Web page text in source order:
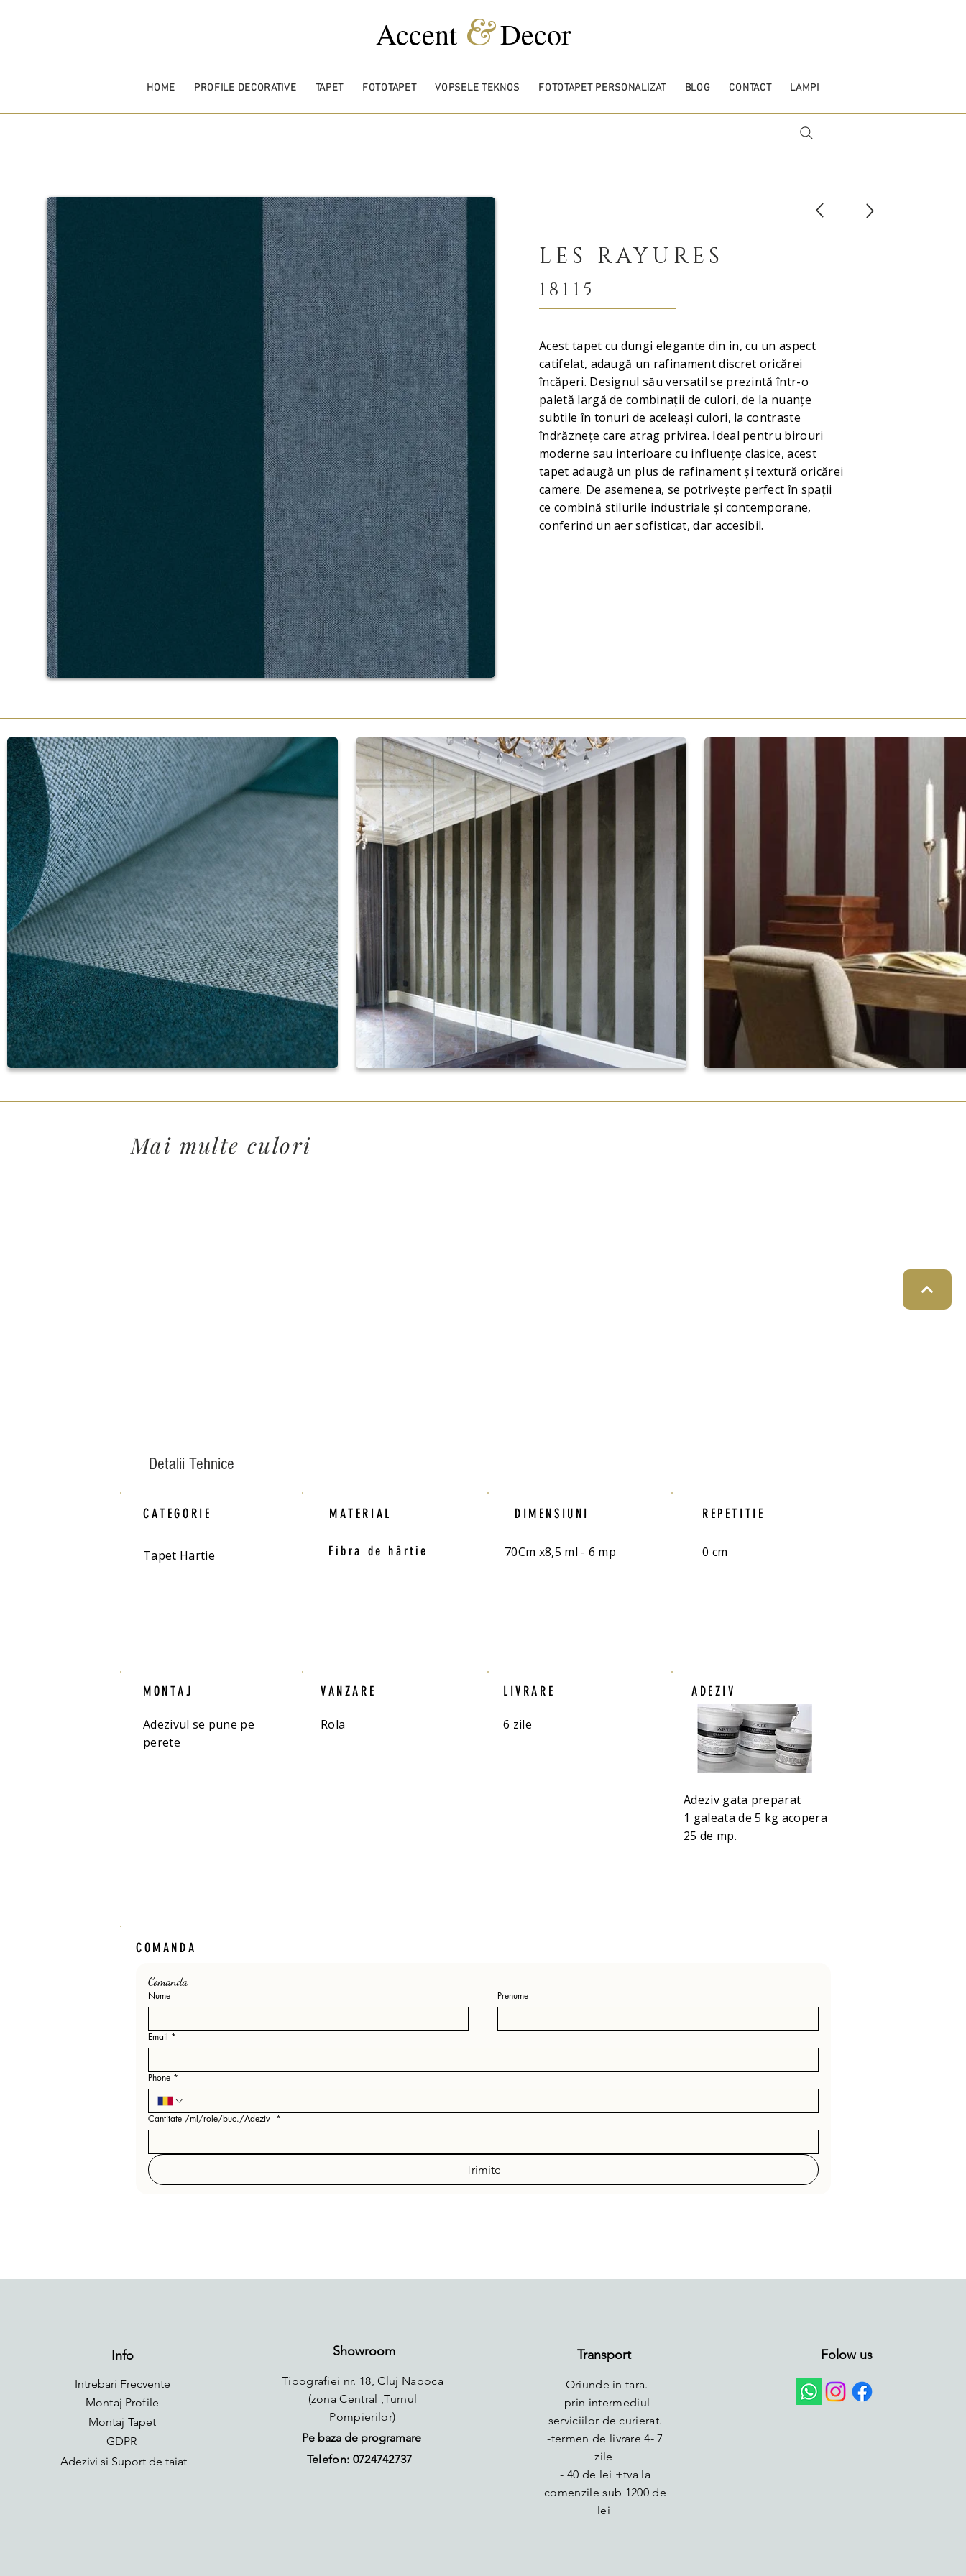
Accent &Decor
HOME PROFILE DECORATIVE TAPET FOTOTAPET VOPSELE TEKNOS FOTOTAPET PERSONALIZAT BLOG CONTACT LAMPI
LES RAYURES
18115
Acest tapet cu dungi elegante din in, cu un aspect
catifelat, adaugă un rafinament discret oricărei
încăperi. Designul său versatil se prezintă într-o
paletă largă de combinații de culori, de la nuanțe
subtile în tonuri de aceleași culori, la contraste
îndrăznețe care atrag privirea. Ideal pentru birouri
moderne sau interioare cu influențe clasice, acest
tapet adaugă un plus de rafinament și textură oricărei
camere. De asemenea, se potrivește perfect în spații
ce combină stilurile industriale și contemporane,
conferind un aer sofisticat, dar accesibil.
Mai multe culori
Detalii Tehnice
CATEGORIE
Tapet Hartie
MONTAJ
Adezivul se pune pe
perete
MATERIAL
Fibra de hârtie
VANZARE
Rola
DIMENSIUNI
70Cm x8,5 ml - 6 mp
LIVRARE
6 zile
REPETITIE
0 cm
ADEZIV
Adeziv gata preparat
1 galeata de 5 kg acopera
25 de mp.
COMANDA
Comanda
Nume Prenume
Email *
Phone *
Cantitate /ml/role/buc./Adeziv *
Trimite
Info
Intrebari Frecvente
Montaj Profile
Montaj Tapet
GDPR
Adezivi si Suport de taiat
Showroom
Tipografiei nr. 18, Cluj Napoca
(zona Central ,Turnul
Pompierilor)
Pe baza de programare
Telefon: 0724742737
Transport
Oriunde in tara.
-prin intermediul
serviciilor de curierat.
-termen de livrare 4- 7
zile
- 40 de lei +tva la
comenzile sub 1200 de
lei
Folow us